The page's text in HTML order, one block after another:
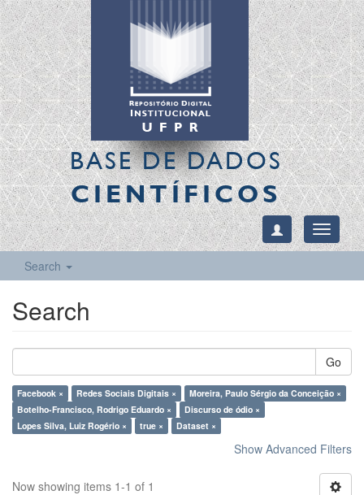
BASE DE DADOS
CIENTÍFICOS
Toggle
Search
Search
Go
Facebook × Redes Sociais Digitais ×
Moreira, Paulo Sérgio da Conceição ×
Botelho-Francisco, Rodrigo Eduardo ×
Discurso de ódio ×
Lopes Silva, Luiz Rogério ×
true × Dataset ×
Show Advanced Filters
Now showing items 1-1 of 1